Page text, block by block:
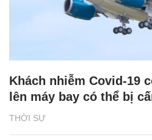
THỜI SỰ
Khách nhiễm Covid-19
lên máy bay có thể bị